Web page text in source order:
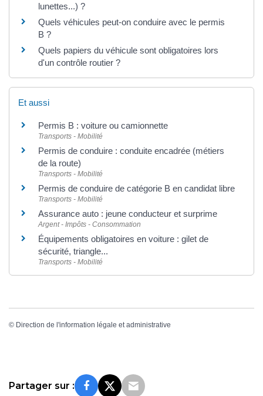
lunettes...) ?
Quels véhicules peut-on conduire avec le permis
B ?
Quels papiers du véhicule sont obligatoires lors
d'un contrôle routier ?
Et aussi
Permis B : voiture ou camionnette
Transports - Mobilité
Permis de conduire : conduite encadrée (métiers
de la route)
Transports - Mobilité
Permis de conduire de catégorie B en candidat libre
Transports - Mobilité
Assurance auto : jeune conducteur et surprime
Argent - Impôts - Consommation
Équipements obligatoires en voiture : gilet de
sécurité, triangle...
Transports - Mobilité
© Direction de l'information légale et administrative
Partager sur :